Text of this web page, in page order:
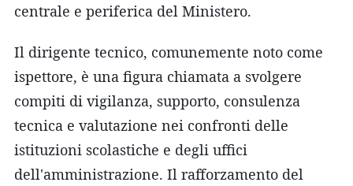
centrale e periferica del Ministero.
Il dirigente tecnico, comunemente noto come
ispettore, è una figura chiamata a svolgere
compiti di vigilanza, supporto, consulenza
tecnica e valutazione nei confronti delle
istituzioni scolastiche e degli uffici
dell'amministrazione. Il rafforzamento del